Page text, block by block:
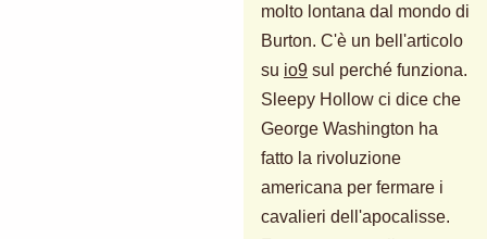
molto lontana dal mondo di
Burton. C'è un bell'articolo
su io9 sul perché funziona.
Sleepy Hollow ci dice che
George Washington ha
fatto la rivoluzione
americana per fermare i
cavalieri dell'apocalisse.